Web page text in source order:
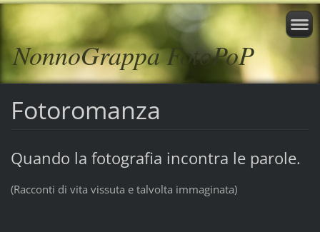
NonnoGrappa FotoPoP
Fotoromanza
Quando la fotografia incontra le parole.
(Racconti di vita vissuta e talvolta immaginata)